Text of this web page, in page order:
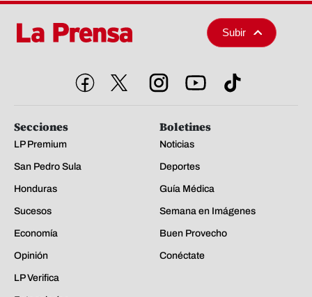
Subir
Secciones
LP Premium
San Pedro Sula
Honduras
Sucesos
Economía
Opinión
LP Verifica
Boletines
Noticias
Deportes
Guía Médica
Semana en Imágenes
Buen Provecho
Conéctate